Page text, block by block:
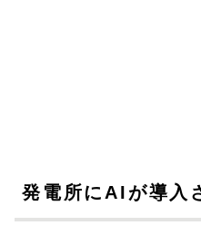
発電所にAIが導入